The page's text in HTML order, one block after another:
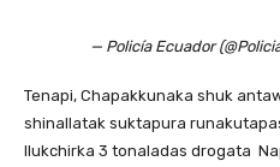
— Policía Ecuador
Tenapi, Chapakkunaka shuk
shinallatak suktapura
llukchirka 3 tonaladas drogata